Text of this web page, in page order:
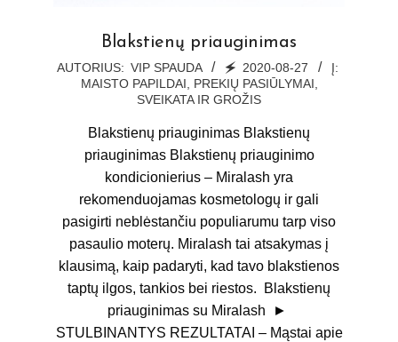
Blakstienų priauginimas
2020-
AUTORIUS: VIP SPAUDA 🗲 2020-08-27
Į:
MAISTO PAPILDAI
PREKIŲ PASIŪLYMAI
SVEIKATA IR GROŽIS
Blakstienų priauginimas Blakstienų
priauginimas Blakstienų priauginimo
kondicionierius – Miralash yra
rekomenduojamas kosmetologų ir gali
pasigirti neblėstančiu populiarumu tarp viso
pasaulio moterų. Miralash tai atsakymas į
klausimą, kaip padaryti, kad tavo blakstienos
taptų ilgos, tankios bei riestos. Blakstienų
priauginimas su Miralash ►
STULBINANTYS REZULTATAI – Mąstai apie